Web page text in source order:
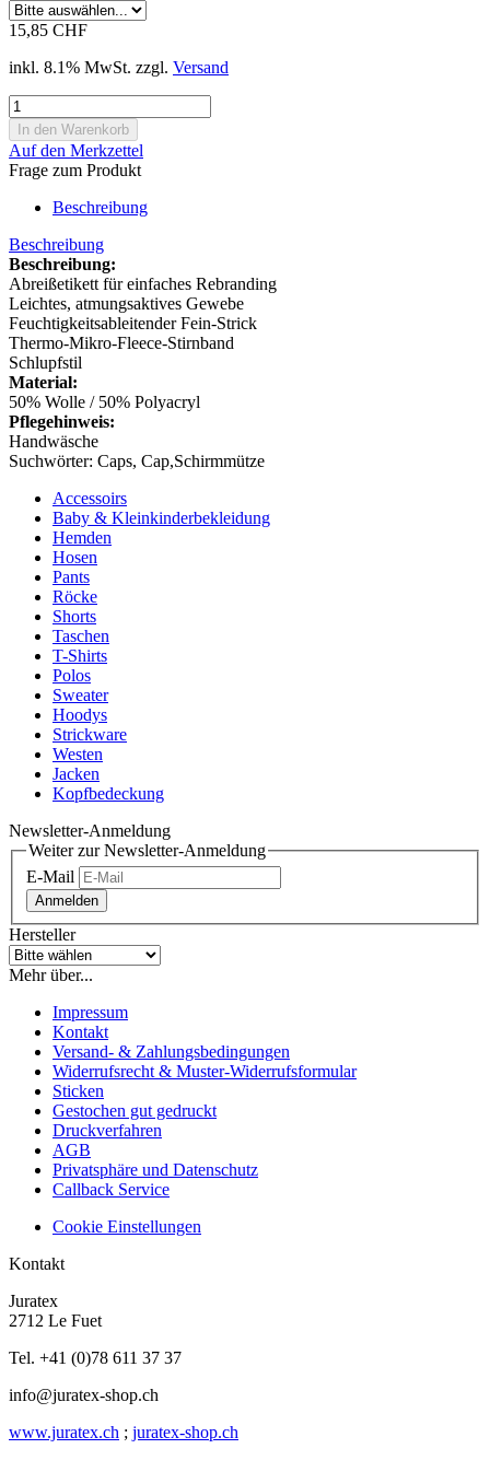
15,85 CHF
inkl. 8.1% MwSt. zzgl. Versand
Auf den Merkzettel
Frage zum Produkt
Beschreibung
Beschreibung
Beschreibung:
Abreißetikett für einfaches Rebranding
Leichtes, atmungsaktives Gewebe
Feuchtigkeitsableitender Fein-Strick
Thermo-Mikro-Fleece-Stirnband
Schlupfstil
Material:
50% Wolle / 50% Polyacryl
Pflegehinweis:
Handwäsche
Suchwörter: Caps, Cap,Schirmmütze
Accessoirs
Baby & Kleinkinderbekleidung
Hemden
Hosen
Pants
Röcke
Shorts
Taschen
T-Shirts
Polos
Sweater
Hoodys
Strickware
Westen
Jacken
Kopfbedeckung
Newsletter-Anmeldung
Weiter zur Newsletter-Anmeldung
E-Mail
Anmelden
Hersteller
Mehr über...
Impressum
Kontakt
Versand- & Zahlungsbedingungen
Widerrufsrecht & Muster-Widerrufsformular
Sticken
Gestochen gut gedruckt
Druckverfahren
AGB
Privatsphäre und Datenschutz
Callback Service
Cookie Einstellungen
Kontakt
Juratex
2712 Le Fuet
Tel. +41 (0)78 611 37 37
info@juratex-shop.ch
www.juratex.ch ; juratex-shop.ch